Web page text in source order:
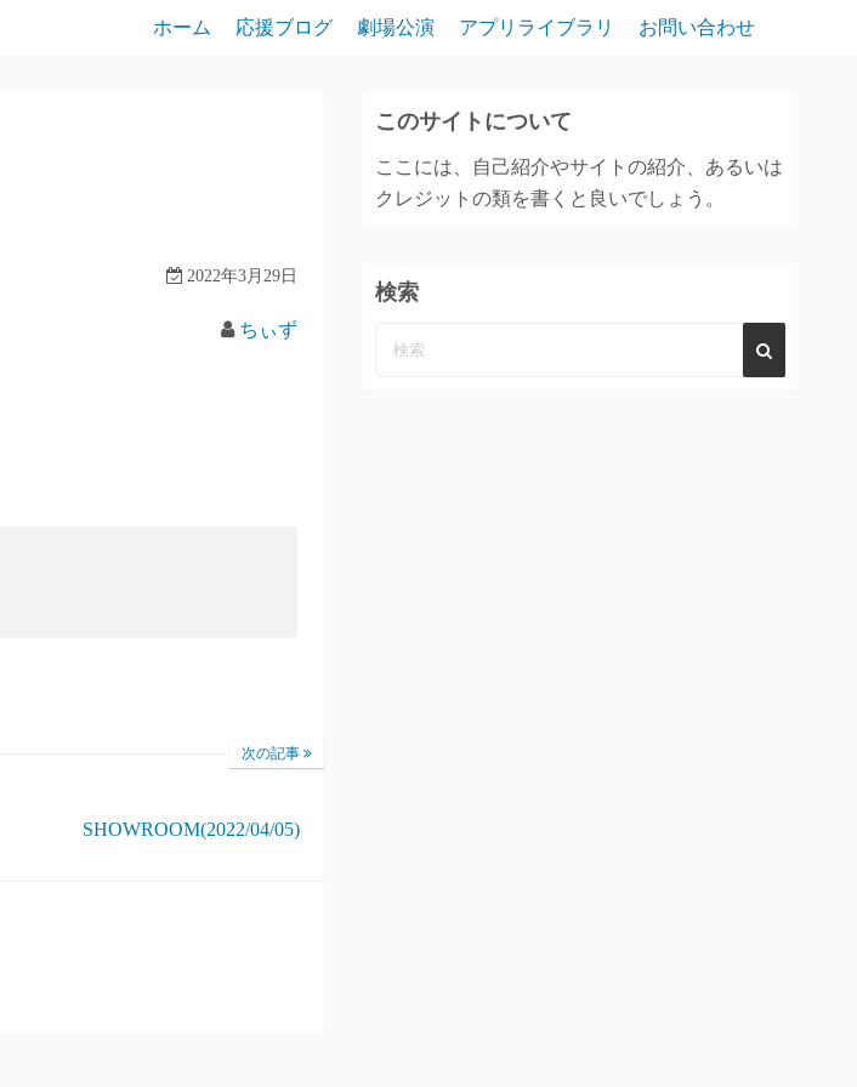
ホーム 応援ブログ 劇場公演 アプリライブラリ お問い合わせ
2022年3月29日
ちぃず
次の記事
SHOWROOM(2022/04/05)
このサイトについて
ここには、自己紹介やサイトの紹介、あるいは
クレジットの類を書くと良いでしょう。
検索